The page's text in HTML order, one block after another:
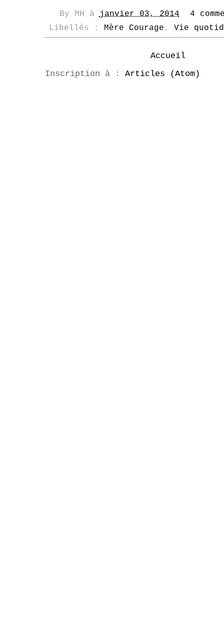
By MH àjanvier 03, 2014
4
Libellés : Mère Courage, Vie
Accueil
Inscription à : Articles (Atom)